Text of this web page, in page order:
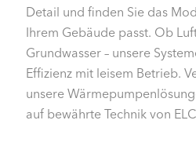
Detail und finden Sie das
Ihrem Gebäude passt. Ob
Grundwasser – unsere
Effizienz mit leisem Betrieb.
unsere
auf bewährte Technik von